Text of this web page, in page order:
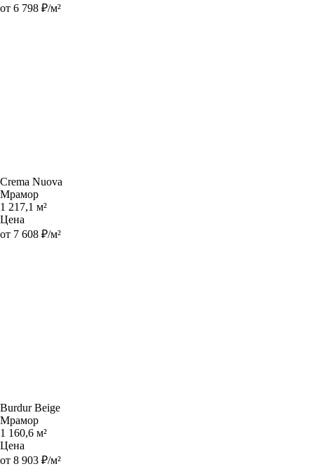
от 6 798 ₽/м²
Crema Nuova
Мрамор
1 217,1 м²
Цена
от 7 608 ₽/м²
Burdur Beige
Мрамор
1 160,6 м²
Цена
от 8 903 ₽/м²